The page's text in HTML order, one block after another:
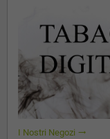
I Nostri Negozi trending_flat